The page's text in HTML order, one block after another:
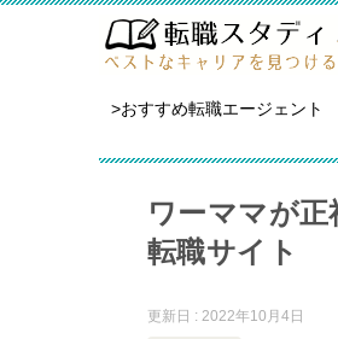
>おすすめ転職エージェント
ワーママが
転職サイト
更新日 : 2022年10月4日